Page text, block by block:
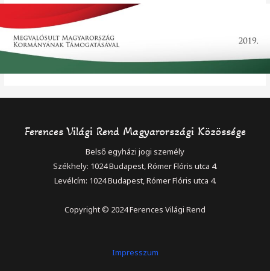
Ferences Világi Rend Magyarországi Közössége
Belső egyházi jogi személy
Székhely: 1024 Budapest, Rómer Flóris utca 4.
Levélcím: 1024 Budapest, Rómer Flóris utca 4.
Copyright © 2024 Ferences Világi Rend
Impresszum